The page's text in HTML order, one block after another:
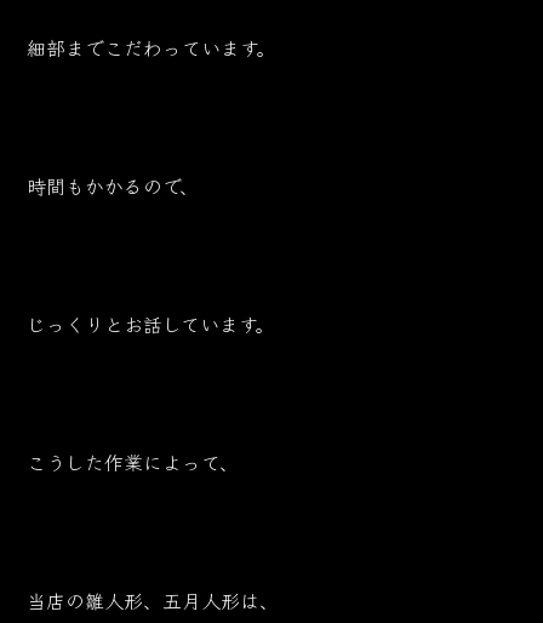
細部までこだわっています。
時間もかかるので、
じっくりとお話しています。
こうした作業によって、
当店の雛人形、五月人形は、